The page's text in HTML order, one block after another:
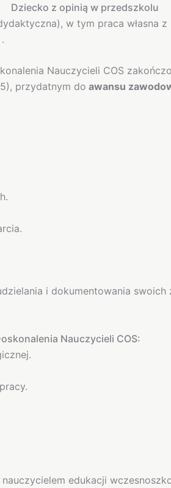
Dziecko z opinią w przedszkolu
w tym praca własna
Nauczycieli COS
przydatnym do awansu
i dokumentowania
Nauczycieli COS:
edukacji